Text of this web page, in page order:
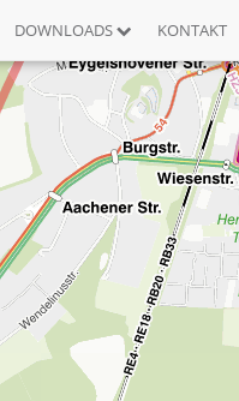
DOWNLOADS KONTAKT